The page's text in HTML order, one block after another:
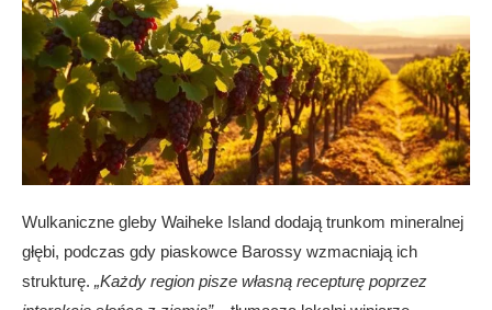
Wulkaniczne gleby Waiheke Island dodają trunkom mineralnej
głębi, podczas gdy piaskowce Barossy wzmacniają ich
strukturę. „Każdy region pisze własną recepturę poprzez